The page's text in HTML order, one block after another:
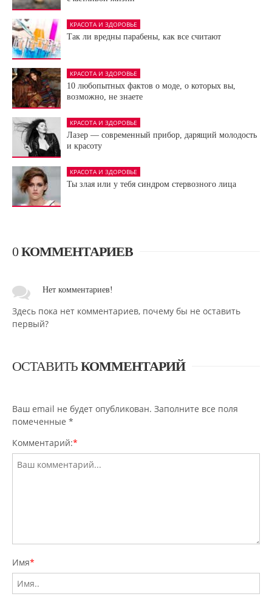
КРАСОТА И ЗДОРОВЬЕ
Так ли вредны парабены, как все считают
КРАСОТА И ЗДОРОВЬЕ
10 любопытных фактов о моде, о которых вы,
возможно, не знаете
КРАСОТА И ЗДОРОВЬЕ
Лазер — современный прибор, дарящий молодость
и красоту
КРАСОТА И ЗДОРОВЬЕ
Ты злая или у тебя синдром стервозного лица
0КОММЕНТАРИЕВ
Нет комментариев!
Здесь пока нет комментариев, почему бы не оставить
первый?
ОСТАВИТЬ КОММЕНТАРИЙ
Ваш email не будет опубликован. Заполните все поля
помеченные *
Комментарий:*
Имя*